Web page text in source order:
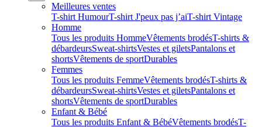
Meilleures ventes
T-shirt HumourT-shirt J'peux pas j’aiT-shirt Vintage
Homme
Tous les produits HommeVêtements brodésT-shirts &
débardeursSweat-shirtsVestes et giletsPantalons et
shortsVêtements de sportDurables
Femmes
Tous les produits FemmeVêtements brodésT-shirts &
débardeursSweat-shirtsVestes et giletsPantalons et
shortsVêtements de sportDurables
Enfant & Bébé
Tous les produits Enfant & BébéVêtements brodésT-